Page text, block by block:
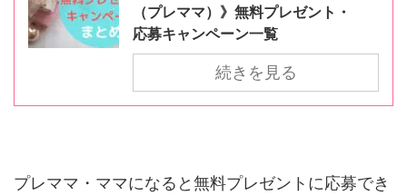
（プレママ）》無料プレゼント・
応募キャンペーン一覧
続きを見る
プレママ・ママになると無料プレゼントに応募でき